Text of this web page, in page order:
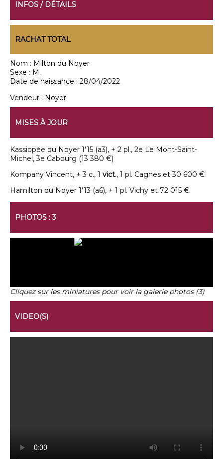
INFOS / DÉTAILS
RACHAT TOTAL
Nom : Milton du Noyer
Sexe : M.
Date de naissance : 28/04/2022
Vendeur : Noyer
MISES À JOUR
Kassiopée du Noyer 1'15 (a3), + 2 pl., 2e Le Mont-Saint-
Michel, 3e Cabourg (13 380 €)
Kompany Vincent, + 3 c., 1 vict., 1 pl. Cagnes et 30 600 €
Hamilton du Noyer 1'13 (a6), + 1 pl. Vichy et 72 015 €
PHOTOS : 3
Cliquez sur les miniatures pour voir la galerie photos (3)
VIDEO(S)